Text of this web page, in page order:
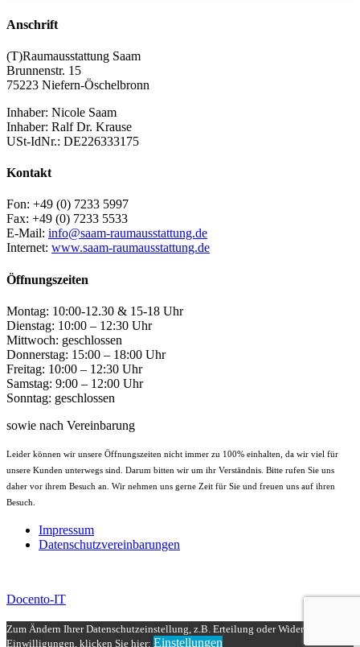
Anschrift
(T)Raumausstattung Saam
Brunnenstr. 15
75223 Niefern-Öschelbronn
Inhaber: Nicole Saam
Inhaber: Ralf Dr. Krause
USt-IdNr.: DE226333175
Kontakt
Fon: +49 (0) 7233 5997
Fax: +49 (0) 7233 5533
E-Mail: info@saam-raumausstattung.de
Internet: www.saam-raumausstattung.de
Öffnungszeiten
Montag: 10:00-12.30 & 15-18 Uhr
Dienstag: 10:00 – 12:30 Uhr
Mittwoch: geschlossen
Donnerstag: 15:00 – 18:00 Uhr
Freitag: 10:00 – 12:30 Uhr
Samstag: 9:00 – 12:00 Uhr
Sonntag: geschlossen
sowie nach Vereinbarung
Leider können wir unsere Öffnungszeiten nicht immer zu 100% einhalten, da wir viel für
unsere Kunden unterwegs sind. Darum bitten wir um ihr Verständnis. Bitte rufen Sie uns
daher vor ihrem Besuch an. Wir nehmen uns gerne Zeit für Sie und freuen uns auf ihren
Besuch.
Impressum
Datenschutzvereinbarungen
Docento-IT
Zum Ändern Ihrer Datenschutzeinstellung, z.B. Erteilung oder Widerruf von
Einwilligungen, klicken Sie hier: Einstellungen